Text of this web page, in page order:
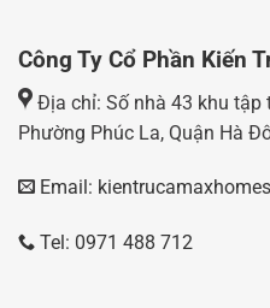
Công Ty Cổ Phần Kiến
Địa chỉ: Số nhà 43 khu tập
Phường Phúc La, Quận Hà
Email:
Tel: 0971 488 712